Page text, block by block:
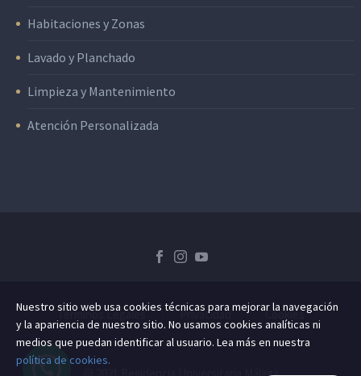
Habitaciones y Zonas
Lavado y Planchado
Limpieza y Mantenimiento
Atención Personalizada
Términos Legales Privacidad Cookies
Nuestro sitio web usa cookies técnicas para mejorar la navegación
y la apariencia de nuestro sitio. No usamos cookies analíticas ni
medios que puedan identificar al usuario. Lea más en nuestra
política de cookies.